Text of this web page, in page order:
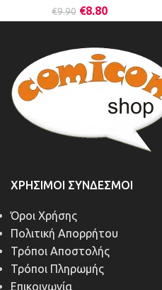
€9.90 €8.80
ΧΡΉΣΙΜΟΙ ΣΎΝΔΕΣΜΟΙ
Όροι Χρήσης
Πολιτική Απορρήτου
Τρόποι Αποστολής
Τρόποι Πληρωμής
Επικοινωνία